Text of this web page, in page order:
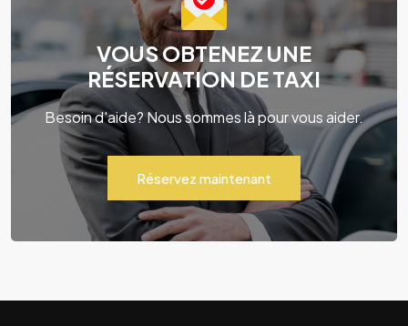
VOUS OBTENEZ UNE
RÉSERVATION DE TAXI
Besoin d'aide? Nous sommes là pour vous aider.
Réservez maintenant